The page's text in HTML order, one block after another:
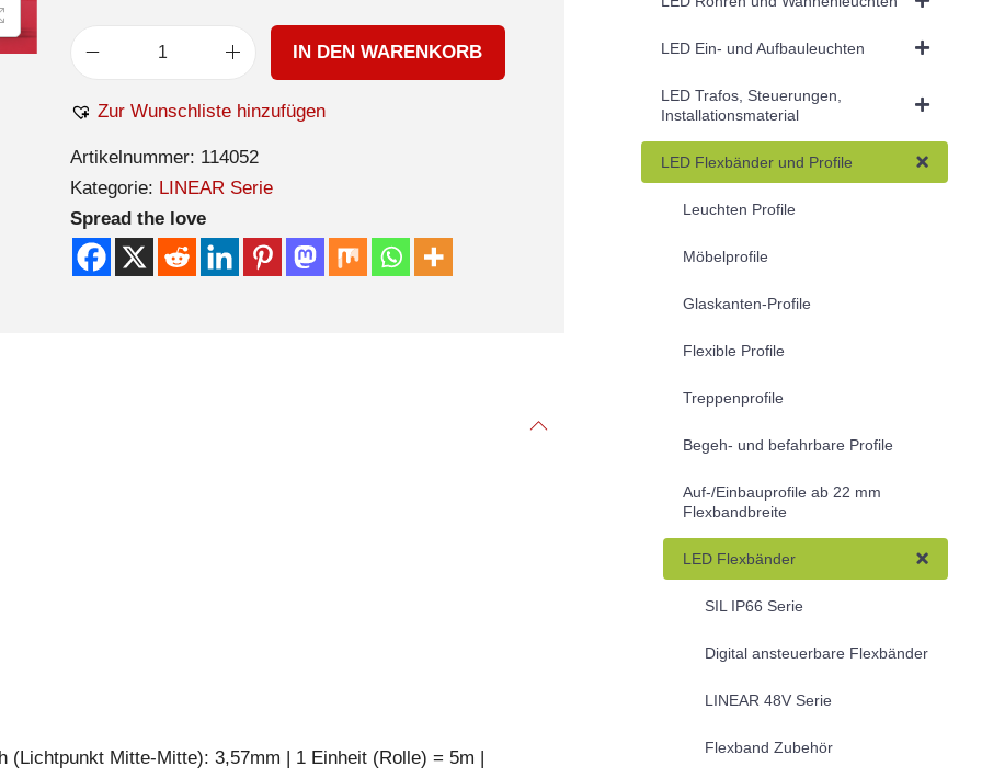
IN DEN WARENKORB
Zur Wunschliste hinzufügen
Artikelnummer: 114052
Kategorie: LINEAR Serie
Spread the love
Mitte-Mitte): 3,57mm | 1 Einheit (Rolle) = 5m |
LED Ein- und Aufbauleuchten
LED Trafos, Steuerungen,
Installationsmaterial
LED Flexbänder und Profile
Leuchten Profile
Möbelprofile
Glaskanten-Profile
Flexible Profile
Treppenprofile
Begeh- und befahrbare Profile
Auf-/Einbauprofile ab 22 mm
Flexbandbreite
LED Flexbänder
SIL IP66 Serie
Digital ansteuerbare Flexbänder
LINEAR 48V Serie
Flexband Zubehör